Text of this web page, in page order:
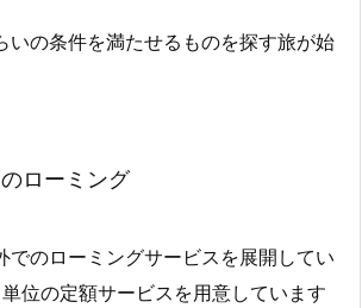
いの条件を満たせるものを探す旅が始
ローミング
でのローミングサービスを展開してい
位の定額サービスを用意しています